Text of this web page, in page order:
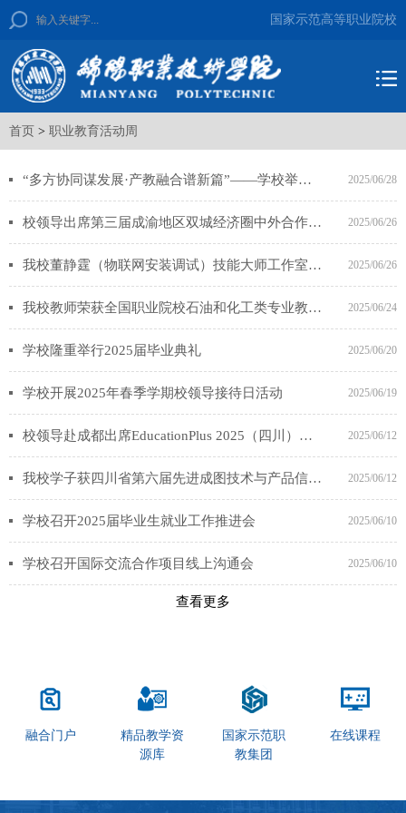
国家示范高等职业院校
首页 > 职业教育活动周
2025/06/28
“多方协同谋发展·产教融合谱新篇”——学校举办绵阳科技城产教联合体暨绵阳职业教育集团2025年工作会
2025/06/26
校领导出席第三届成渝地区双城经济圈中外合作办学研讨会
2025/06/26
我校董静霆（物联网安装调试）技能大师工作室获批立项建设第十一批绵阳市技能大师工作室
2025/06/24
我校教师荣获全国职业院校石油和化工类专业教师教学能力大赛一等奖
2025/06/20
学校隆重举行2025届毕业典礼
2025/06/19
学校开展2025年春季学期校领导接待日活动
2025/06/12
校领导赴成都出席EducationPlus 2025（四川）国际职业教育大会暨产教融合博览会
2025/06/12
我校学子获四川省第六届先进成图技术与产品信息建模创新大赛机械类个人赛一等奖
2025/06/10
学校召开2025届毕业生就业工作推进会
2025/06/10
学校召开国际交流合作项目线上沟通会
查看更多
融合门户
精品教学资
源库
国家示范职
教集团
在线课程